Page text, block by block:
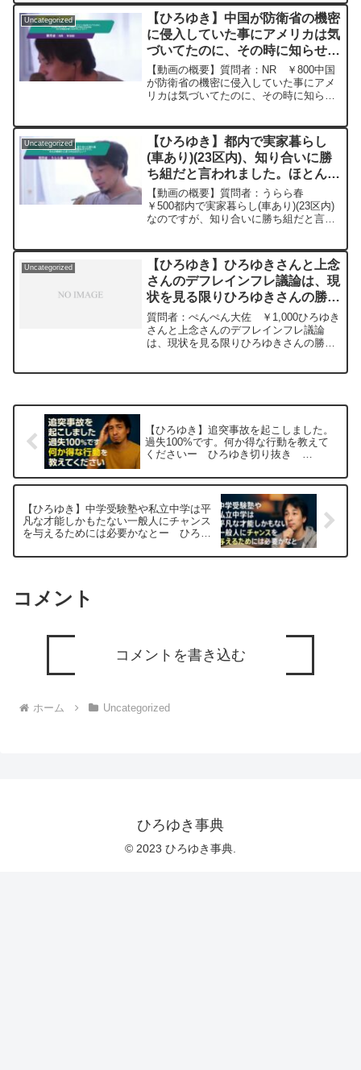
ます。どうしたらよろしいでしょうか？
(￣^￣)元動画：テ...
Uncategorized
【ひろゆき】中国が防衛省の機密
に侵入していた事にアメリカは気
づいてたのに、その時に知らせ
ず、三年経った今知らせるのはな
にか理由があったのでしょうか？
ー ひろゆき切り抜き
【動画の概要】質問者：NR ￥800中国
が防衛省の機密に侵入していた事にアメ
リカは気づいてたのに、その時に知らせ
か？元動画：FF16クリアしたよ。
KARDANAKHI ...
Uncategorized
【ひろゆき】都内で実家暮らし
(車あり)(23区内)、知り合いに勝
ち組だと言われました。ほとんど
車移動なのですが、それが標準だ
と思うのはおかしい？ー ひろゆ
き切り抜き 20250705
【動画の概要】質問者：うらら春
￥500都内で実家暮らし(車あり)(23区内)
なのですが、知り合いに勝ち組だと言わ
標準だという認識はおかしいでしょう
か。元動画：音は遠くま...
Uncategorized
【ひろゆき】ひろゆきさんと上念
さんのデフレインフレ議論は、現
状を見る限りひろゆきさんの勝で
良いですよね！ー ひろゆき切り
抜き 20240930
質問者：ぺんぺん大佐 ￥1,000ひろゆき
さんと上念さんのデフレインフレ議論
は、現状を見る限りひろゆきさんの勝で
【ひろゆき】追突事故を起こしました。
過失100%です。何か得な行動を教えて
くださいー ひろゆき切り抜き
【ひろゆき】中学受験塾や私立中学は平
凡な才能しかもたない一般人にチャンス
を与えるためには必要かなとー ひろゆ
コメント
コメントを書き込む
ホーム Uncategorized
ひろゆき事典
© 2023 ひろゆき事典.